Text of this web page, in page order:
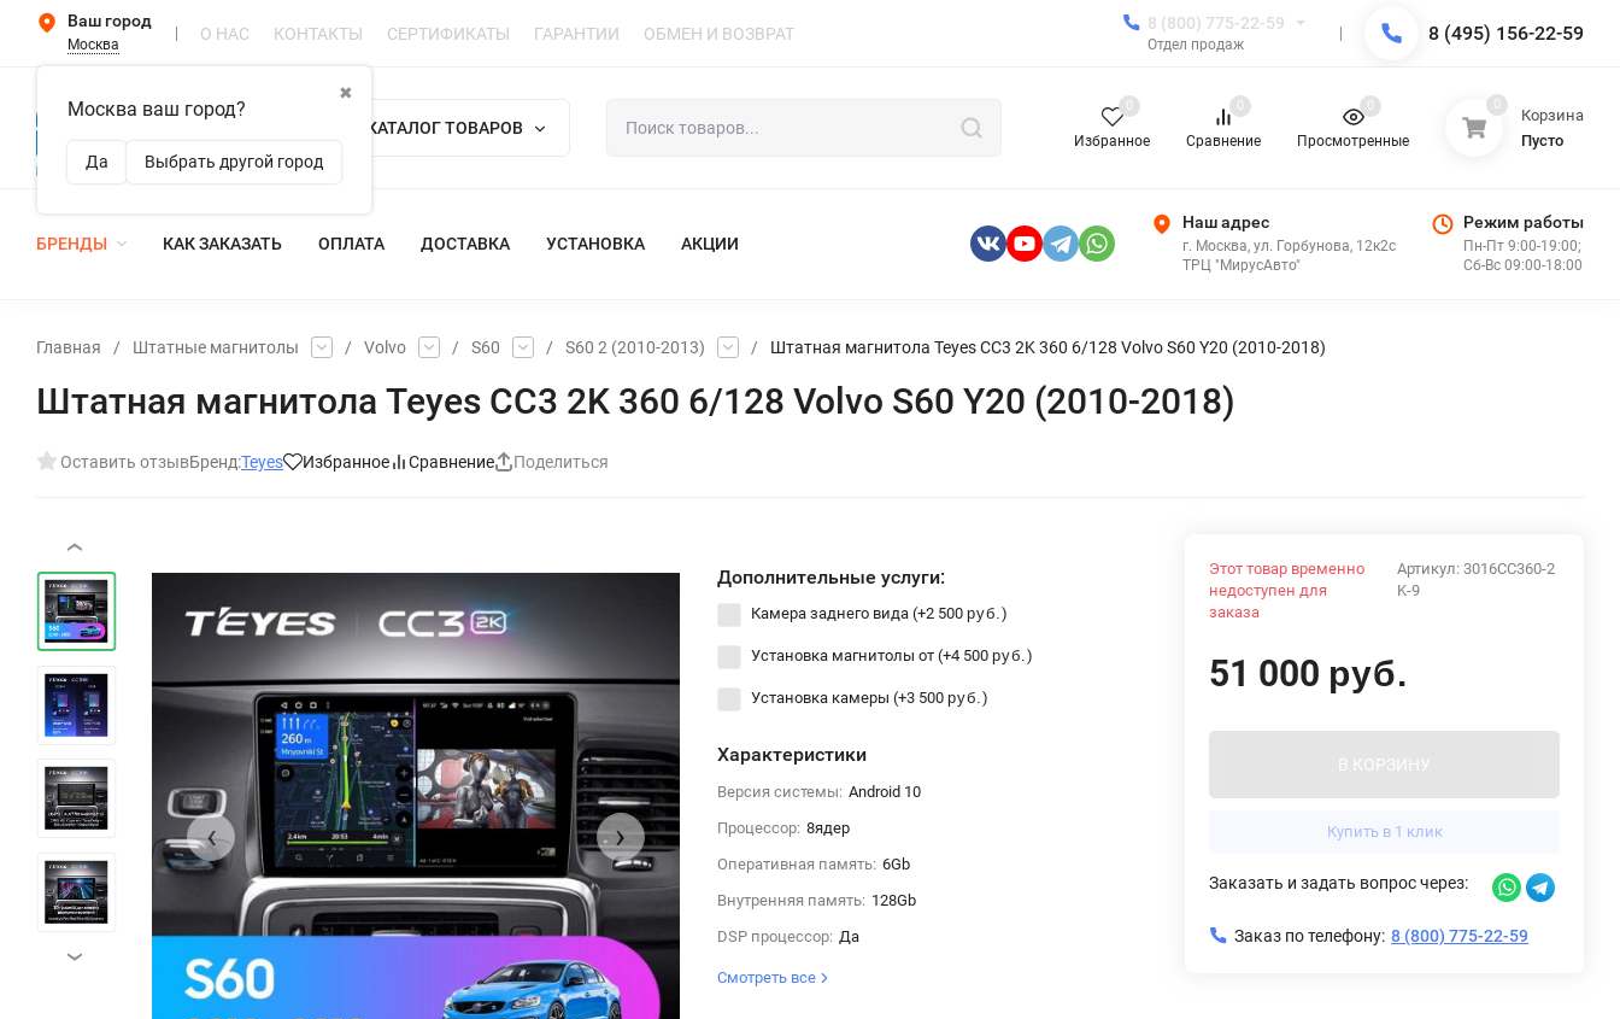
Ваш город
Москва
✖
Москва ваш город?
Да Выбрать другой город
О НАС КОНТАКТЫ СЕРТИФИКАТЫ ГАРАНТИИ ОБМЕН И ВОЗВРАТ
8 (800) 775-22-59
Отдел продаж 8 (495) 156-22-59
КАТАЛОГ ТОВАРОВ
Избранное
0
Сравнение
0
Просмотренные
0 0
Корзина
Пусто
БРЕНДЫ КАК ЗАКАЗАТЬ ОПЛАТА ДОСТАВКА УСТАНОВКА АКЦИИ
Наш адрес
г. Москва, ул. Горбунова, 12к2с
ТРЦ "МирусАвто"
Режим работы
Пн-Пт 9:00-19:00;
Сб-Вс 09:00-18:00
Главная / Штатные магнитолы / Volvo / S60 / S60 2 (2010-2013) / Штатная магнитола Teyes CC3 2K 360 6/128 Volvo S60 Y20 (2010-2018)
Штатная магнитола Teyes CC3 2K 360 6/128 Volvo S60 Y20 (2010-2018)
Оставить отзывБренд:Teyes Избранное Сравнение Поделиться
‹ ›
‹
›
Дополнительные услуги:
Камера заднего вида (+2 500 руб. )
Установка магнитолы от (+4 500 руб. )
Установка камеры (+3 500 руб. )
Характеристики
Версия системы: Android 10
Процессор: 8ядер
Оперативная память: 6Gb
Внутренняя память: 128Gb
DSP процессор: Да
Смотреть все
Артикул: 3016CC360-2
K-9
Этот товар временно
недоступен для
заказа
51 000 руб.
В КОРЗИНУ
Купить в 1 клик
Заказать и задать вопрос через:
Заказ по телефону: 8 (800) 775-22-59